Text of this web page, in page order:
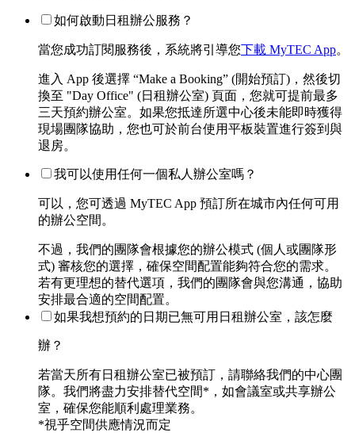
如何啟動日租辦公服務？
當您成功訂閱服務後，系統將引導您下載 MyTEC App。
進入 App 後選擇 “Make a Booking” (開始預訂)，然後切
換至 "Day Office" (日租辦公室) 頁面，您就可提前最多
三天預約辦公室。如果您抵達所選中心後未能即時獲得
現場團隊協助，您也可於前台使用平板裝置進行簽到與
退房。
我可以使用任何一個私人辦公室嗎？
可以，您可透過 MyTEC App 預訂所在城市內任何可用
的辦公空間。
不過，我們的團隊會根據您的辦公模式 (個人或團隊形
式) 審核您的選擇，確保空間配置能夠符合您的需求。
若有更理想的替代選項，我們的團隊會與您溝通，協助
安排最合適的空間配置。
如果我想預約的日期已無可用日租辦公室，該怎麼
辦？
若當天所有日租辦公室已被預訂，請聯絡我們的中心團
隊。我們將盡力安排替代空間*，如會議室或共享辦公
室，確保您能順利處理業務。
*視乎空間供應情況而定